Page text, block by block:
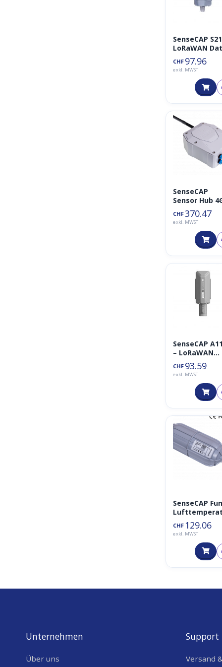
SenseCAP
LoRaWAN
Logger
Analog/I2C/
T/RS485
CHF 97.96
exkl. MWST
SenseCAP
Sensor Hub
Datenlogger –
mit
eingebautem
Akku Version
CHF370.47
exkl. MWST
SenseCAP
– LoRaWAN
Vision AI
CHF 93.59
exkl. MWST
SenseCAP
- und
tssensor –
LoRaWAN
EU868MHz
CHF 129.06
exkl. MWST
Unternehmen
Über uns
Support
Versand